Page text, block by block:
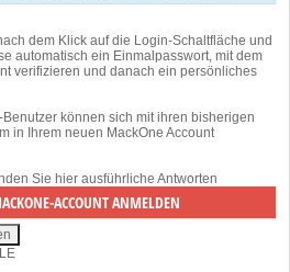
dem Klick auf die Login-Schaltfläche und
automatisch ein Einmalpasswort, mit dem
verifizieren und danach ein persönliches
Benutzer können sich mit ihren bisherigen
in Ihrem neuen MackOne Account
Sie hier ausführliche Antworten